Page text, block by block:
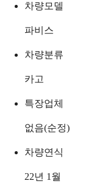
차량모델
파비스
차량분류
카고
특장업체
없음(순정)
차량연식
22년 1월